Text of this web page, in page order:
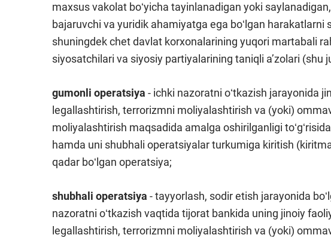
maxsus vakolat boʻyicha tayinlanadigan yoki
bajaruvchi va yuridik ahamiyatga ega boʻlgan harakatlarni
shuningdek chet davlat korxonalarining yuqori martabali
siyosatchilari va siyosiy partiyalarining taniqli aʼzolari (shu
gumonli operatsiya - ichki nazoratni oʻtkazish jarayonida
legallashtirish, terrorizmni moliyalashtirish va (yoki)
moliyalashtirish maqsadida amalga oshirilganligi
hamda uni shubhali operatsiyalar turkumiga kiritish
qadar boʻlgan operatsiya;
shubhali operatsiya - tayyorlash, sodir etish jarayonida
nazoratni oʻtkazish vaqtida tijorat bankida uning jinoiy
legallashtirish, terrorizmni moliyalashtirish va (yoki)